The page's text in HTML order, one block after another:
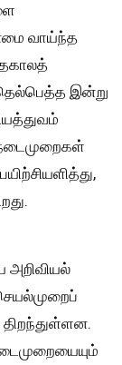
வாய்ந்த
இன்று
அறிவியல்
திறந்துள்ளன.